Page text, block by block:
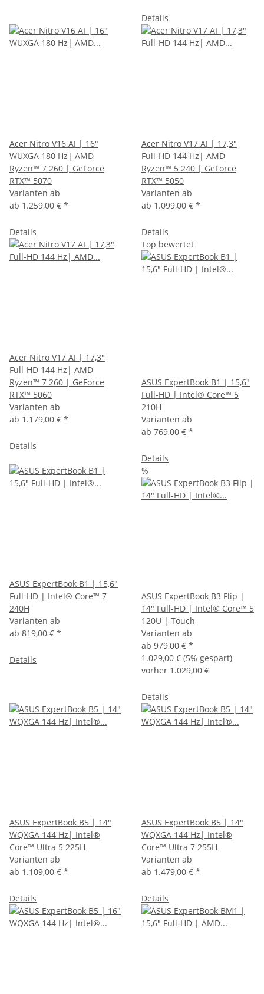
Details
Acer Nitro V16 AI | 16"
WUXGA 180 Hz| AMD
Ryzen™ 7 260 | GeForce
RTX™ 5070
Varianten ab
ab 1.259,00 € *
Details
Acer Nitro V17 AI | 17,3"
Full-HD 144 Hz| AMD
Ryzen™ 5 240 | GeForce
RTX™ 5050
Varianten ab
ab 1.099,00 € *
Details
Acer Nitro V17 AI | 17,3"
Full-HD 144 Hz| AMD
Ryzen™ 7 260 | GeForce
RTX™ 5060
Varianten ab
ab 1.179,00 € *
Details
Top bewertet
ASUS ExpertBook B1 | 15,6"
Full-HD | Intel® Core™ 5
210H
Varianten ab
ab 769,00 € *
Details
ASUS ExpertBook B1 | 15,6"
Full-HD | Intel® Core™ 7
240H
Varianten ab
ab 819,00 € *
Details
%
ASUS ExpertBook B3 Flip |
14" Full-HD | Intel® Core™ 5
120U | Touch
Varianten ab
ab 979,00 € *
1.029,00 € (5% gespart)
vorher 1.029,00 €
Details
ASUS ExpertBook B5 | 14"
WQXGA 144 Hz| Intel®
Core™ Ultra 5 225H
Varianten ab
ab 1.109,00 € *
Details
ASUS ExpertBook B5 | 14"
WQXGA 144 Hz| Intel®
Core™ Ultra 7 255H
Varianten ab
ab 1.479,00 € *
Details